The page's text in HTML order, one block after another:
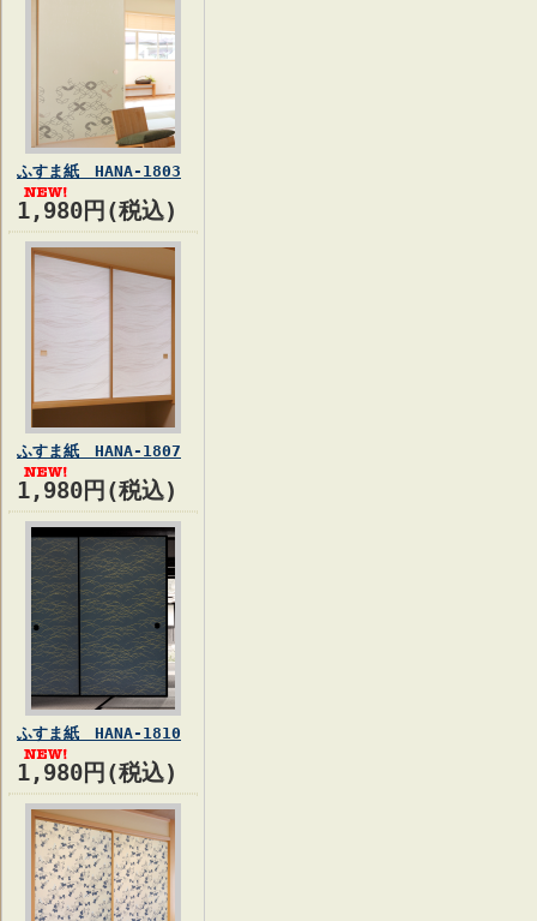
ふすま紙 HANA-1803
1,980円(税込)
ふすま紙 HANA-1807
1,980円(税込)
ふすま紙 HANA-1810
1,980円(税込)